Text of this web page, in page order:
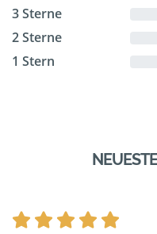
3 Sterne
2 Sterne
1 Stern